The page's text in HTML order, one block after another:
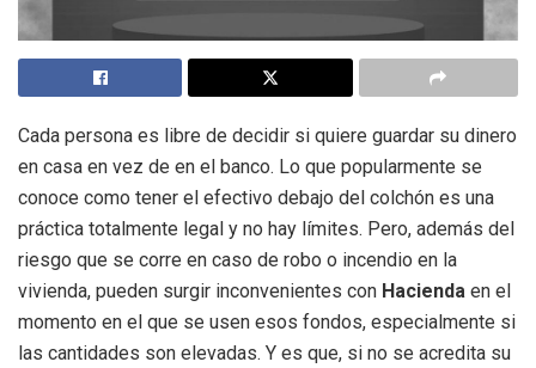
Cada persona es libre de decidir si quiere guardar su dinero
en casa en vez de en el banco. Lo que popularmente se
conoce como tener el efectivo debajo del colchón es una
práctica totalmente legal y no hay límites. Pero, además del
riesgo que se corre en caso de robo o incendio en la
vivienda, pueden surgir inconvenientes con Hacienda en el
momento en el que se usen esos fondos, especialmente si
las cantidades son elevadas. Y es que, si no se acredita su